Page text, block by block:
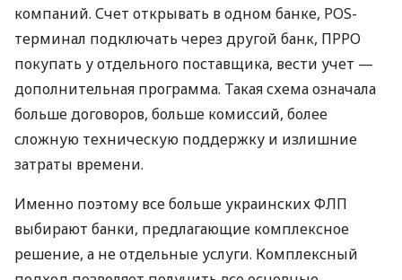
компаний. Счет открывать в одном банке, POS-
терминал подключать через другой банк, ПРРО
покупать у отдельного поставщика, вести учет —
дополнительная программа. Такая схема означала
больше договоров, больше комиссий, более
сложную техническую поддержку и излишние
затраты времени.
Именно поэтому все больше украинских ФЛП
выбирают банки, предлагающие комплексное
решение, а не отдельные услуги. Комплексный